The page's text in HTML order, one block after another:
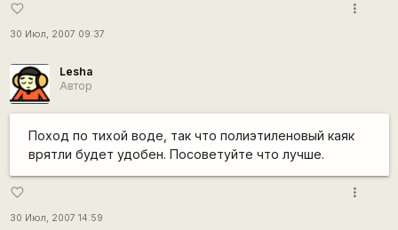
favorite_border
30 Июл, 2007 09:37
more_vert
Lesha
Автор
Поход по тихой воде, так что полиэтиленовый каяк
врятли будет удобен. Посоветуйте что лучше.
favorite_border
30 Июл, 2007 14:59
more_vert